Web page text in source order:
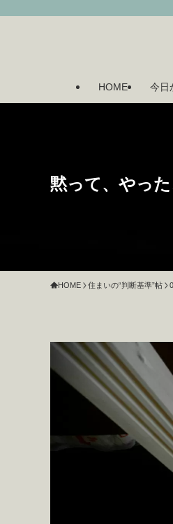
HOME 今日
黙って、やっ
HOME 住まいの“判断基準”帖